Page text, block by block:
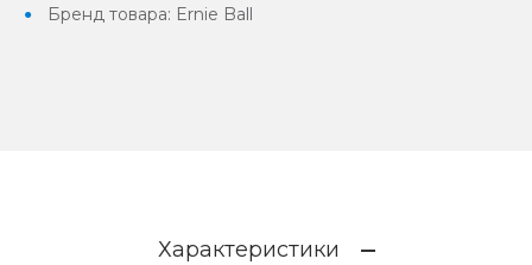
Бренд товара: Ernie Ball
Характеристики